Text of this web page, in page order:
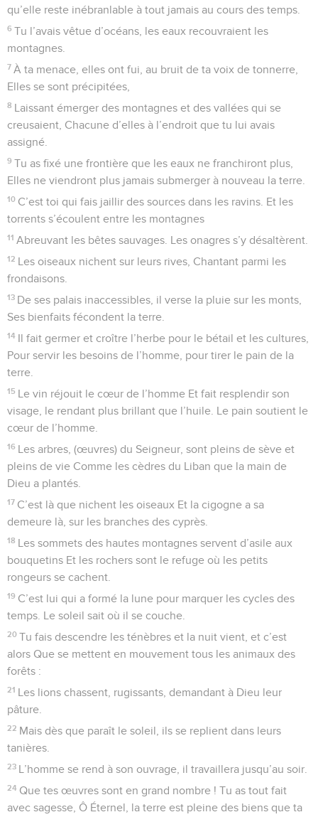
qu’elle reste inébranlable à tout jamais au cours des temps.
6 Tu l’avais vêtue d’océans, les eaux recouvraient les
montagnes.
7 À ta menace, elles ont fui, au bruit de ta voix de tonnerre,
Elles se sont précipitées,
8 Laissant émerger des montagnes et des vallées qui se
creusaient, Chacune d’elles à l’endroit que tu lui avais
assigné.
9 Tu as fixé une frontière que les eaux ne franchiront plus,
Elles ne viendront plus jamais submerger à nouveau la terre.
10 C’est toi qui fais jaillir des sources dans les ravins. Et les
torrents s’écoulent entre les montagnes
11 Abreuvant les bêtes sauvages. Les onagres s’y désaltèrent.
12 Les oiseaux nichent sur leurs rives, Chantant parmi les
frondaisons.
13 De ses palais inaccessibles, il verse la pluie sur les monts,
Ses bienfaits fécondent la terre.
14 Il fait germer et croître l’herbe pour le bétail et les cultures,
Pour servir les besoins de l’homme, pour tirer le pain de la
terre.
15 Le vin réjouit le cœur de l’homme Et fait resplendir son
visage, le rendant plus brillant que l’huile. Le pain soutient le
cœur de l’homme.
16 Les arbres, (œuvres) du Seigneur, sont pleins de sève et
pleins de vie Comme les cèdres du Liban que la main de
Dieu a plantés.
17 C’est là que nichent les oiseaux Et la cigogne a sa
demeure là, sur les branches des cyprès.
18 Les sommets des hautes montagnes servent d’asile aux
bouquetins Et les rochers sont le refuge où les petits
rongeurs se cachent.
19 C’est lui qui a formé la lune pour marquer les cycles des
temps. Le soleil sait où il se couche.
20 Tu fais descendre les ténèbres et la nuit vient, et c’est
alors Que se mettent en mouvement tous les animaux des
forêts :
21 Les lions chassent, rugissants, demandant à Dieu leur
pâture.
22 Mais dès que paraît le soleil, ils se replient dans leurs
tanières.
23 L’homme se rend à son ouvrage, il travaillera jusqu’au soir.
24 Que tes œuvres sont en grand nombre ! Tu as tout fait
avec sagesse, Ô Éternel, la terre est pleine des biens que ta